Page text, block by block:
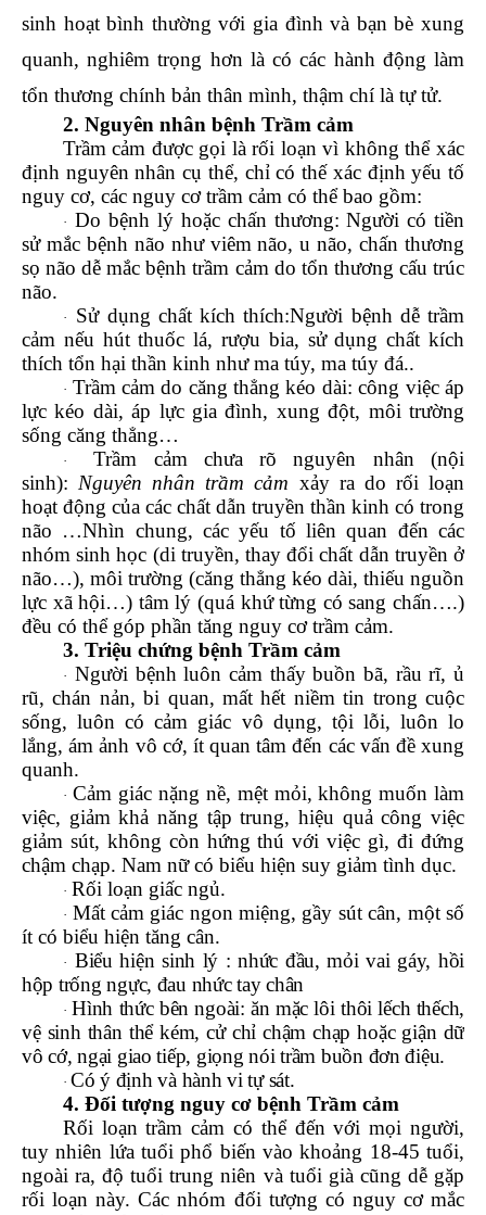
sinh hoạt bình thường với gia đình và bạn bè xung
quanh, nghiêm trọng hơn là có các hành động làm
tổn thương chính bản thân mình, thậm chí là tự tử.
2. Nguyên nhân bệnh Trầm cảm
Trầm cảm được gọi là rối loạn vì không thể xác
định nguyên nhân cụ thể, chỉ có thế xác định yếu tố
nguy cơ, các nguy cơ trầm cảm có thể bao gồm:
· Do bệnh lý hoặc chấn thương: Người có tiền
sử mắc bệnh não như viêm não,u não,chấn thương
sọ não dễ mắc bệnh trầm cảm do tổn thương cấu trúc
não.
·
Sử dụng chất kích thích:Người bệnh dễ trầm
cảm nếu hút thuốc lá, rượu bia, sử dụng chất kích
thích tổn hại thần kinh như ma túy, ma túy đá..
· Trầm cảm do căng thẳng kéo dài: công việc áp
lực kéo dài, áp lực gia đình, xung đột, môi trường
sống căng thẳng…
·
Trầm cảm chưa rõ nguyên nhân (nội
sinh): Nguyên nhân trầm cảm xảy ra do rối loạn
hoạt động của các chất dẫn truyền thần kinh có trong
não …Nhìn chung, các yếu tố liên quan đến các
nhóm sinh học (di truyền, thay đổi chất dẫn truyền ở
não…), môi trường (căng thẳng kéo dài, thiếu nguồn
lực xã hội…) tâm lý (quá khứ từng có sang chấn….)
đều có thể góp phần tăng nguy cơ trầm cảm.
3. Triệu chứng bệnh Trầm cảm
· Người bệnh luôn cảm thấy buồn bã, rầu rĩ, ủ
rũ, chán nản, bi quan, mất hết niềm tin trong cuộc
sống, luôn có cảm giác vô dụng, tội lỗi, luôn lo
lắng, ám ảnh vô cớ, ít quan tâm đến các vấn đề xung
quanh.
· Cảm giác nặng nề, mệt mỏi, không muốn làm
việc, giảm khả năng tập trung, hiệu quả công việc
giảm sút, không còn hứng thú với việc gì, đi đứng
chậm chạp. Nam nữ có biểu hiện suy giảm tình dục.
· Rối loạn giấc ngủ.
· Mất cảm giác ngon miệng, gầy sút cân, một số
ít có biểu hiện tăng cân.
· Biểu hiện sinh lý : nhức đầu, mỏi vai gáy, hồi
hộp trống ngực, đau nhức tay chân
· Hình thức bên ngoài: ăn mặc lôi thôi lếch thếch,
vệ sinh thân thể kém, cử chỉ chậm chạp hoặc giận dữ
vô cớ, ngại giao tiếp, giọng nói trầm buồn đơn điệu.
· Có ý định và hành vi tự sát.
4. Đối tượng nguy cơ bệnh Trầm cảm
Rối loạn trầm cảm có thể đến với mọi người,
tuy nhiên lứa tuổi phổ biến vào khoảng 18-45 tuổi,
ngoài ra, độ tuổi trung niên và tuổi già cũng dễ gặp
rối loạn này. Các nhóm đối tượng có nguy cơ mắc